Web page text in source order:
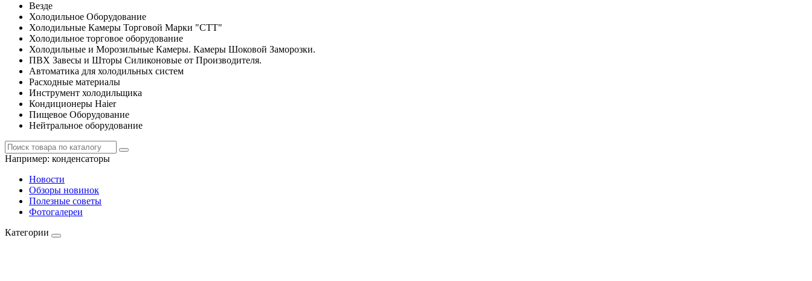
Везде
Холодильное Оборудование
Холодильные Камеры Торговой Марки "СТТ"
Холодильное торговое оборудование
Холодильные и Морозильные Камеры. Камеры Шоковой Заморозки.
ПВХ Завесы и Шторы Силиконовые от Производителя.
Автоматика для холодильных систем
Расходные материалы
Инструмент холодильщика
Кондиционеры Haier
Пищевое Оборудование
Нейтральное оборудование
Например: конденсаторы
Новости
Обзоры новинок
Полезные советы
Фотогалереи
Категории